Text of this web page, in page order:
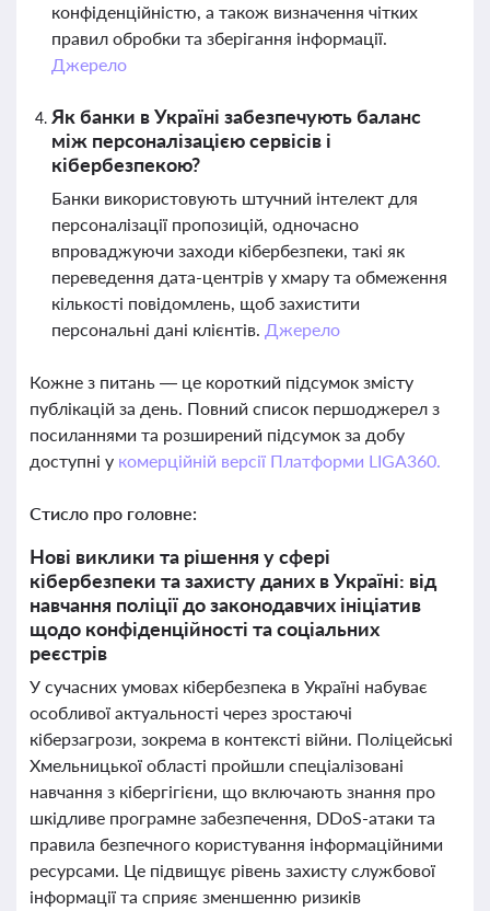
конфіденційністю, а також визначення чітких
правил обробки та зберігання інформації.
Джерело
Як банки в Україні забезпечують баланс
між персоналізацією сервісів і
кібербезпекою?
Банки використовують штучний інтелект для
персоналізації пропозицій, одночасно
впроваджуючи заходи кібербезпеки, такі як
переведення дата-центрів у хмару та обмеження
кількості повідомлень, щоб захистити
персональні дані клієнтів. Джерело
Кожне з питань — це короткий підсумок змісту
публікацій за день. Повний список першоджерел з
посиланнями та розширений підсумок за добу
доступні у комерційній версії Платформи LIGA360.
Стисло про головне:
Нові виклики та рішення у сфері
кібербезпеки та захисту даних в Україні: від
навчання поліції до законодавчих ініціатив
щодо конфіденційності та соціальних
реєстрів
У сучасних умовах кібербезпека в Україні набуває
особливої актуальності через зростаючі
кіберзагрози, зокрема в контексті війни. Поліцейські
Хмельницької області пройшли спеціалізовані
навчання з кібергігієни, що включають знання про
шкідливе програмне забезпечення, DDoS-атаки та
правила безпечного користування інформаційними
ресурсами. Це підвищує рівень захисту службової
інформації та сприяє зменшенню ризиків